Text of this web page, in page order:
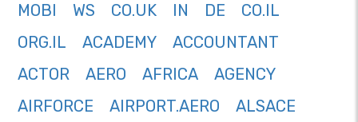
MOBI
WS CO.UK IN DE
CO.IL
ORG.IL
ACADEMY
ACCOUNTANT
ACTOR
AERO AFRICA
AGENCY
AIRFORCE
AIRPORT.AERO
ALSACE